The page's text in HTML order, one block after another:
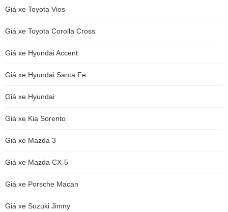
Giá xe Toyota Vios
Giá xe Toyota Corolla Cross
Giá xe Hyundai Accent
Giá xe Hyundai Santa Fe
Giá xe Hyundai
Giá xe Kia Sorento
Giá xe Mazda 3
Giá xe Mazda CX-5
Giá xe Porsche Macan
Giá xe Suzuki Jimny